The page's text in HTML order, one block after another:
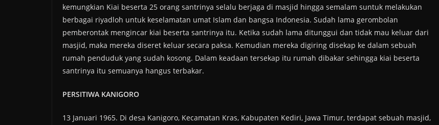
kemungkian Kiai beserta 25 orang santrinya selalu berjaga di masjid hingga semalam suntuk melakukan
berbagai riyadloh untuk keselamatan umat Islam dan bangsa Indonesia. Sudah lama gerombolan
pemberontak mengincar kiai beserta santrinya itu. Ketika sudah lama ditunggui dan tidak mau keluar dari
masjid, maka mereka diseret keluar secara paksa. Kemudian mereka digiring disekap ke dalam sebuah
rumah penduduk yang sudah kosong. Dalam keadaan tersekap itu rumah dibakar sehingga kiai beserta
santrinya itu semuanya hangus terbakar.
PERSITIWA KANIGORO
13 Januari 1965. Di desa Kanigoro, Kecamatan Kras, Kabupaten Kediri, Jawa Timur, terdapat sebuah masjid,